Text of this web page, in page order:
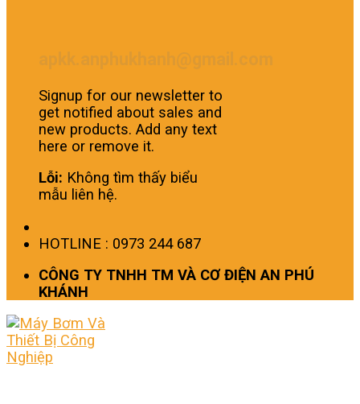
Signup for our newsletter to
get notified about sales and
new products. Add any text
here or remove it.
Lỗi: Không tìm thấy biểu
mẫu liên hệ.
HOTLINE : 0973 244 687
CÔNG TY TNHH TM VÀ CƠ ĐIỆN AN PHÚ
KHÁNH